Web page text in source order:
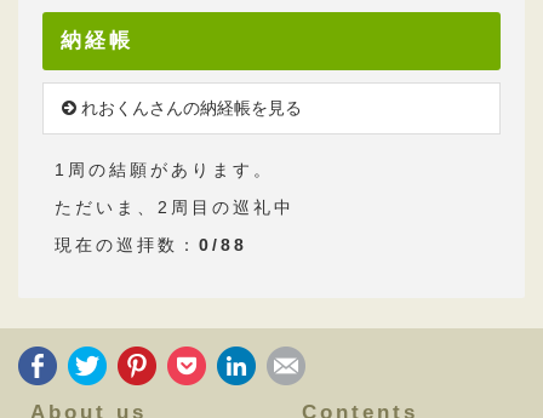
納経帳
れおくんさんの納経帳を見る
1周の結願があります。
ただいま、2周目の巡礼中
現在の巡拝数： 0/88
About us Contents